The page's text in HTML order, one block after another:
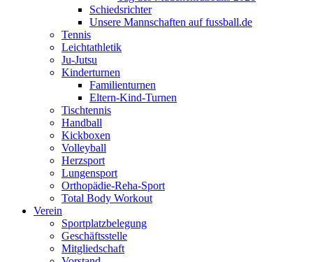
Schiedsrichter
Unsere Mannschaften auf fussball.de
Tennis
Leichtathletik
Ju-Jutsu
Kinderturnen
Familienturnen
Eltern-Kind-Turnen
Tischtennis
Handball
Kickboxen
Volleyball
Herzsport
Lungensport
Orthopädie-Reha-Sport
Total Body Workout
Verein
Sportplatzbelegung
Geschäftsstelle
Mitgliedschaft